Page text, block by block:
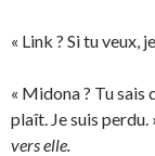
« Link ? Si tu veux,
« Midona ? Tu sais
plaît. Je suis perdu.
vers elle.